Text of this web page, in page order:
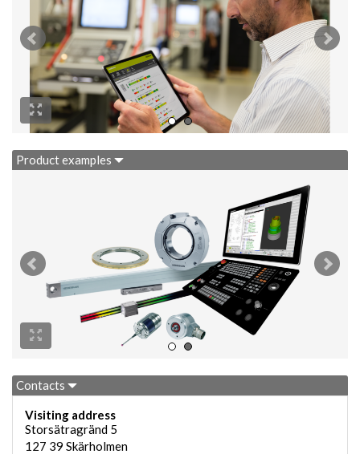
Product examples
Contacts
Visiting address
Storsätragränd 5
127 39 Skärholmen